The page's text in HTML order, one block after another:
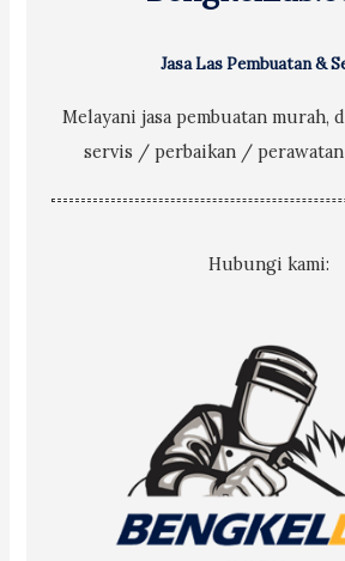
Jasa Las Pembuatan &
Melayani jasa pembuatan murah,
servis / perbaikan /
Hubungi kami: